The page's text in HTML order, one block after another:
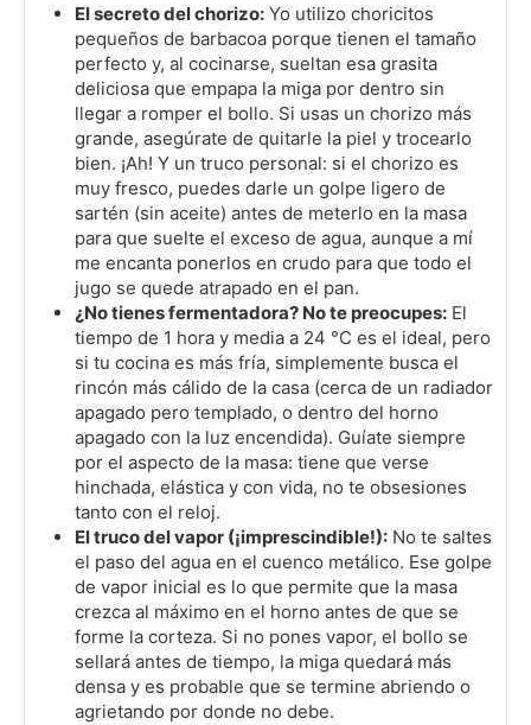
El secreto del chorizo: Yo utilizo choricitos
pequeños de barbacoa porque tienen el tamaño
perfecto y, al cocinarse, sueltan esa grasita
deliciosa que empapa la miga por dentro sin
llegar a romper el bollo. Si usas un chorizo más
grande, asegúrate de quitarle la piel y trocearlo
bien. ¡Ah! Y un truco personal: si el chorizo es
muy fresco, puedes darle un golpe ligero de
sartén (sin aceite) antes de meterlo en la masa
para que suelte el exceso de agua, aunque a mí
me encanta ponerlos en crudo para que todo el
jugo se quede atrapado en el pan.
¿No tienes fermentadora? No te preocupes: El
tiempo de 1 hora y media a 24 °C es el ideal, pero
si tu cocina es más fría, simplemente busca el
rincón más cálido de la casa (cerca de un radiador
apagado pero templado, o dentro del horno
apagado con la luz encendida). Guíate siempre
por el aspecto de la masa: tiene que verse
hinchada, elástica y con vida, no te obsesiones
tanto con el reloj.
El truco del vapor (¡imprescindible!): No te saltes
el paso del agua en el cuenco metálico. Ese golpe
de vapor inicial es lo que permite que la masa
crezca al máximo en el horno antes de que se
forme la corteza. Si no pones vapor, el bollo se
sellará antes de tiempo, la miga quedará más
densa y es probable que se termine abriendo o
agrietando por donde no debe.